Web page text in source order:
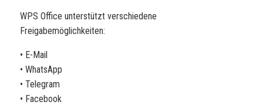
WPS Office unterstützt verschiedene
Freigabemöglichkeiten:
• E-Mail
• WhatsApp
• Telegram
• Facebook